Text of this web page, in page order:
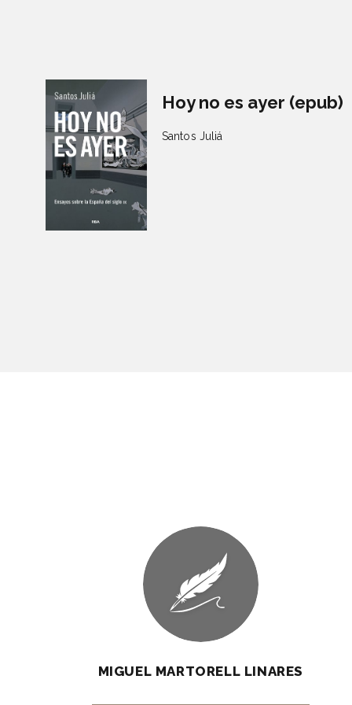
Hoy no es ayer (epub)
Santos Juliá
MIGUEL MARTORELL LINARES